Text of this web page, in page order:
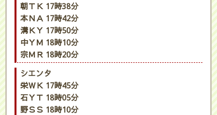
朝ＴＫ 17時38分
本ＮＡ 17時42分
溝ＫＹ 17時50分
中ＹＭ 18時10分
宗ＭＲ 18時20分
シエンタ
栄ＷＫ 17時45分
石ＹＴ 18時05分
野ＳＳ 18時10分